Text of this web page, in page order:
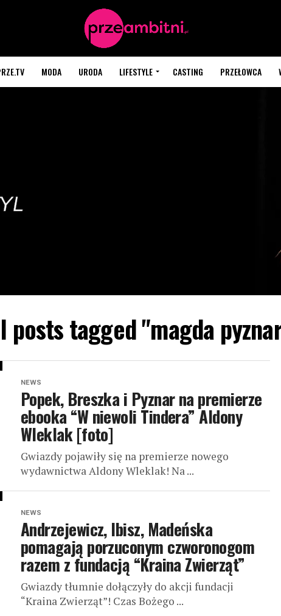
MODA URODA LIFESTYLE CASTING PRZEŁOWCA
posts tagged "magda
NEWS
Popek, Breszka i Pyznar na premierze
ebooka “W niewoli Tindera” Aldony
Wleklak [foto]
Gwiazdy pojawiły się na premierze nowego
wydawnictwa Aldony Wleklak! Na ...
NEWS
Andrzejewicz, Ibisz, Madeńska
pomagają porzuconym czworonogom
razem z fundacją “Kraina Zwierząt”
Gwiazdy tłumnie dołączyły do akcji fundacji
“Kraina Zwierząt”! Czas Bożego ...